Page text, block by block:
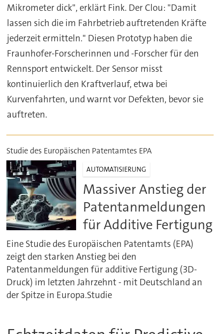
Mikrometer dick", erklärt Fink. Der Clou: "Damit
lassen sich die im Fahrbetrieb auftretenden Kräfte
jederzeit ermitteln." Diesen Prototyp haben die
Fraunhofer-Forscherinnen und -Forscher für den
Rennsport entwickelt. Der Sensor misst
kontinuierlich den Kraftverlauf, etwa bei
Kurvenfahrten, und warnt vor Defekten, bevor sie
auftreten.
Studie des Europäischen Patentamtes EPA
AUTOMATISIERUNG
Massiver Anstieg der
Patentanmeldungen
für Additive Fertigung
Eine Studie des Europäischen Patentamts (EPA)
zeigt den starken Anstieg bei den
Patentanmeldungen für additive Fertigung (3D-
Druck) im letzten Jahrzehnt - mit Deutschland an
der Spitze in Europa.Studie